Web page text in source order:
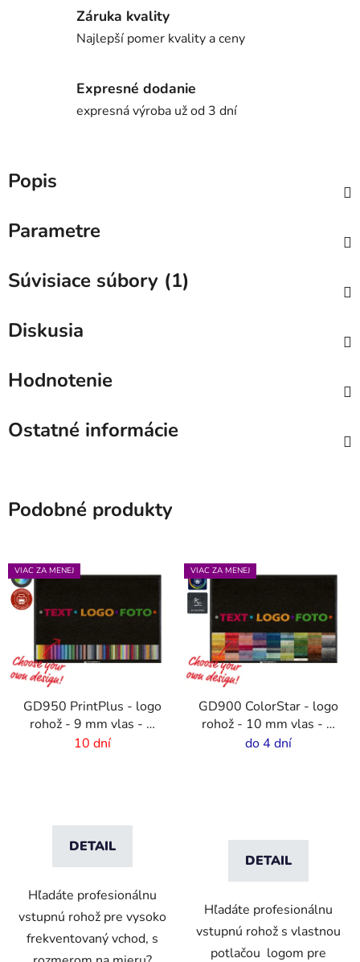
Záruka kvality
Najlepší pomer kvality a ceny
Expresné dodanie
expresná výroba už od 3 dní
Popis
Parametre
Súvisiace súbory (1)
Diskusia
Hodnotenie
Ostatné informácie
Podobné produkty
VIAC ZA MENEJ
GD950 PrintPlus - logo
rohož - 9 mm vlas - 2
cm gumový okraj
10 dní
DETAIL
Hľadáte profesionálnu
vstupnú rohož pre vysoko
frekventovaný vchod, s
VIAC ZA MENEJ
GD900 ColorStar - logo
rohož - 10 mm vlas - 2
cm gumový okraj
do 4 dní
DETAIL
Hľadáte profesionálnu
vstupnú rohož s vlastnou
potlačou logom pre